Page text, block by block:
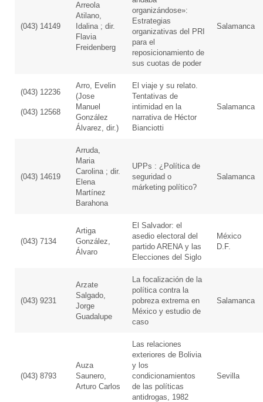
(043) 14149
Arreola
Atilano,
Idalina ; dir.
Flavia
Freidenberg
organizándose»:
Estrategias
organizativas del PRI
para el
reposicionamiento de
sus cuotas de poder
Salamanca
(043) 12236
(043) 12568
Arro, Evelin
(Jose
Manuel
González
Álvarez, dir.)
El viaje y su relato.
Tentativas de
intimidad en la
narrativa de Héctor
Bianciotti
Salamanca
(043) 14619
Arruda,
Maria
Carolina ; dir.
Elena
Martínez
Barahona
UPPs : ¿Política de
seguridad o
márketing político?
Salamanca
(043) 7134
Artiga
González,
Álvaro
El Salvador: el
asedio electoral del
partido ARENA y las
Elecciones del Siglo
México
D.F.
(043) 9231
Arzate
Salgado,
Jorge
Guadalupe
La focalización de la
política contra la
pobreza extrema en
México y estudio de
caso
Salamanca
(043) 8793
Auza
Saunero,
Arturo Carlos
Las relaciones
exteriores de Bolivia
y los
condicionamientos
de las políticas
antidrogas, 1982
Sevilla